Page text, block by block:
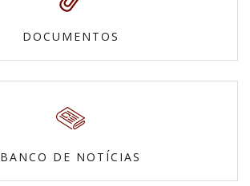
DOCUMENTOS
BANCO DE NOTÍCIAS